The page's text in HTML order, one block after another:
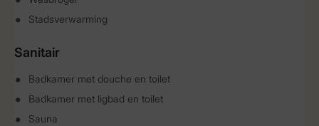
Stadsverwarming
Sanitair
Badkamer met douche en toilet
Badkamer met ligbad en toilet
Sauna